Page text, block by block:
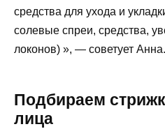
средства для ухода и
солевые спреи, средства,
локонов) », — советует Анна.
Подбираем
лица